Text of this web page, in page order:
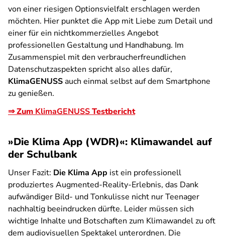
von einer riesigen Optionsvielfalt erschlagen werden
möchten. Hier punktet die App mit Liebe zum Detail und
einer für ein nichtkommerzielles Angebot
professionellen Gestaltung und Handhabung. Im
Zusammenspiel mit den verbraucherfreundlichen
Datenschutzaspekten spricht also alles dafür,
KlimaGENUSSauch einmal selbst auf dem Smartphone
zu genießen.
⇒ Zum KlimaGENUSSTestbericht
»Die Klima App (WDR)«: Klimawandel auf
der Schulbank
Unser Fazit: Die Klima App ist ein professionell
produziertes Augmented-Reality-Erlebnis, das Dank
aufwändiger Bild- und Tonkulisse nicht nur Teenager
nachhaltig beeindrucken dürfte. Leider müssen sich
wichtige Inhalte und Botschaften zum Klimawandel zu oft
dem audiovisuellen Spektakel unterordnen. Die